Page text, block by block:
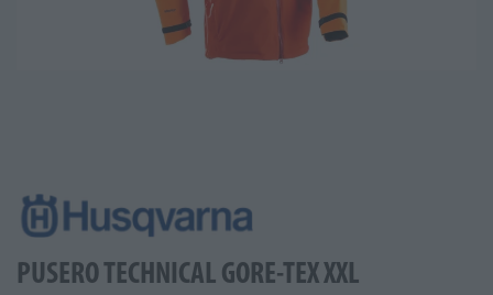
PUSERO TECHNICAL GORE-TEX XXL